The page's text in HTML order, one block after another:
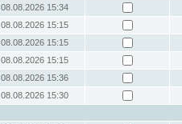
08.08.2026 15:34
08.08.2026 15:15
08.08.2026 15:15
08.08.2026 15:15
08.08.2026 15:36
08.08.2026 15:30